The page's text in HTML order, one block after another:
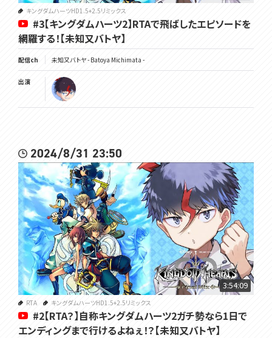
キングダムハーツHD1.5+2.5リミックス
#3【キングダムハーツ2】RTAで飛ばしたエピソードを
網羅する！【未知又バトヤ】
配信ch 未知又バトヤ - Batoya Michimata -
出演
2024/8/31 23:50
3:54:09
RTA キングダムハーツHD1.5+2.5リミックス
#2【RTA？】自称キングダムハーツ2ガチ勢なら1日で
エンディングまで行けるよねぇ！？【未知又バトヤ】